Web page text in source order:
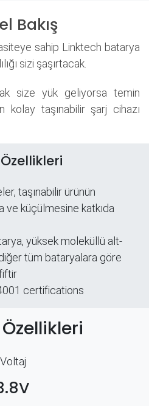
Bakış
sahip Linktech batarya
sizi şaşırtacak.
size yük geliyorsa temin
taşınabilir şarj cihazı
taşınabilir ürünün
ve küçülmesine katkıda
yüksek moleküllü alt-
tüm bataryalara göre
certifications
Voltaj